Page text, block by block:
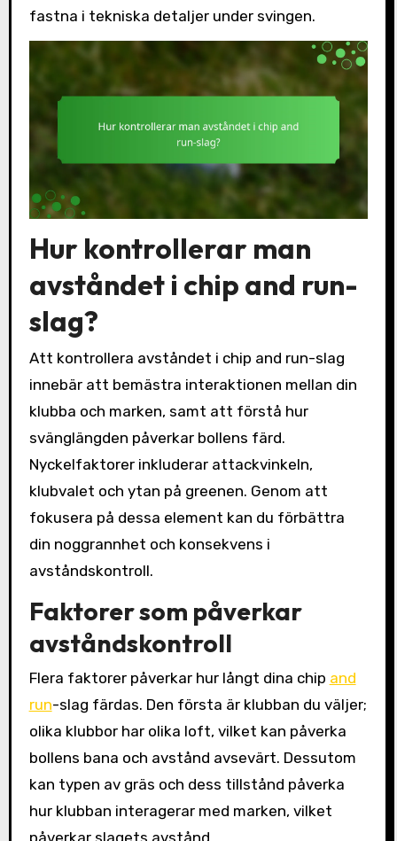
fastna i tekniska detaljer under svingen.
Hur kontrollerar man
avståndet i chip and run-
slag?
Att kontrollera avståndet i chip and run-slag
innebär att bemästra interaktionen mellan din
klubba och marken, samt att förstå hur
svänglängden påverkar bollens färd.
Nyckelfaktorer inkluderar attackvinkeln,
klubvalet och ytan på greenen. Genom att
fokusera på dessa element kan du förbättra
din noggrannhet och konsekvens i
avståndskontroll.
Faktorer som påverkar
avståndskontroll
Flera faktorer påverkar hur långt dina chip and
run-slag färdas. Den första är klubban du väljer;
olika klubbor har olika loft, vilket kan påverka
bollens bana och avstånd avsevärt. Dessutom
kan typen av gräs och dess tillstånd påverka
hur klubban interagerar med marken, vilket